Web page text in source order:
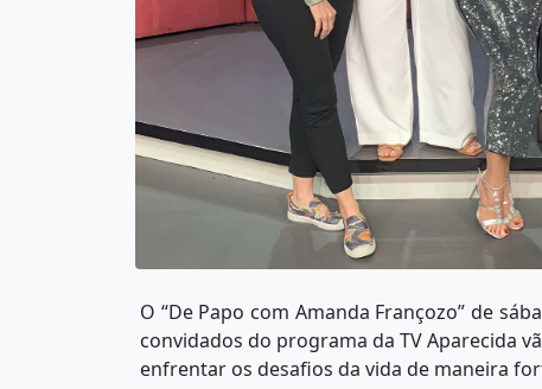
O “De Papo com Amanda Françozo” de
convidados do programa da TV Aparecida
enfrentar os desafios da vida de maneira